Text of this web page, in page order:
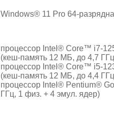
Windows® 11 Pro 64-
процессор Intel® Core™ i7-
(кеш-память 12 МБ, до 4,7
процессор Intel® Core™ i5-
(кеш-память 12 МБ, до 4,4
процессор Intel® Pentium®
ГГц, 1 физ. + 4 эмул. ядер)